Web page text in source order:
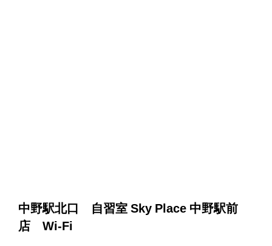
中野駅北口 自習室 Sky Place 中野駅前
店 Wi-Fi